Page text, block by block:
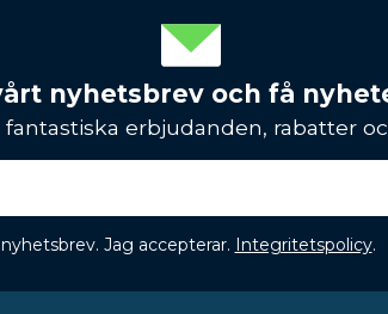
nyhetsbrev och få
erbjudanden, rabatter
Jag accepterar. Integritetspolicy.